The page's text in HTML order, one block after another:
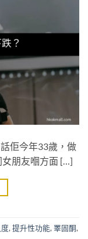
佢今年33歲，做
朋友嗰方面 […]
, 提升性功能, 睪固酮,